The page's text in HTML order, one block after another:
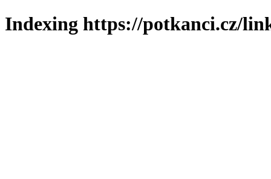
Indexing https://potkanci.cz/